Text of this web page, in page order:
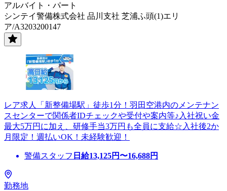
アルバイト・パート
シンテイ警備株式会社 品川支社 芝浦ふ頭(1)エリ
ア/A3203200147
レア求人「新整備場駅」徒歩1分！羽田空港内のメンテナン
スセンターで関係者IDチェックや受付や案内等♪入社祝い金
最大5万円に加え、研修手当3万円も全員に支給☆入社後2か
月限定！週払いOK！未経験歓迎！
警備スタッフ 日給13,125円〜16,688円
勤務地